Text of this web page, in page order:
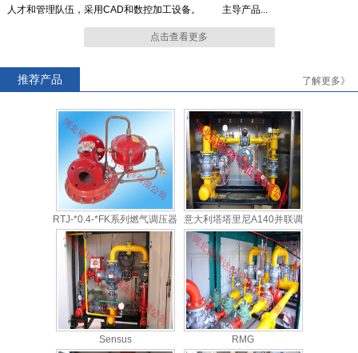
人才和管理队伍，采用CAD和数控加工设备。 主导产品...
点击查看更多
推荐产品 了解更多》
器
RTJ-*0.4-*FK系列燃气调压器
意大利塔塔里尼A140并联调
压柜
Sensus RMG